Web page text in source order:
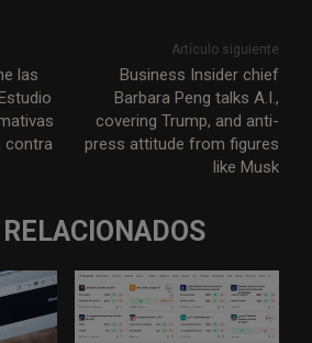
las
contra
Artículo siguiente
Business Insider chief
Barbara Peng talks A.I.,
covering Trump, and anti-
press attitude from figures
like Musk